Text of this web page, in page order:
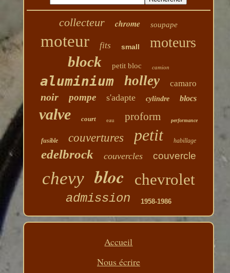
collecteur chrome soupape
moteur fits small moteurs
block petit bloc camion
aluminium holley camaro
noir pompe s'adapte cylindre blocs
valve court eau proform performance
fusible couvertures petit habillage
edelbrock couvercles couvercle
chevy bloc chevrolet
admission 1958-1986
Accueil
Nous écrire